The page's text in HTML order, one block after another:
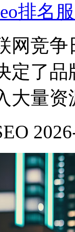
排名
网竞争
定了
大量